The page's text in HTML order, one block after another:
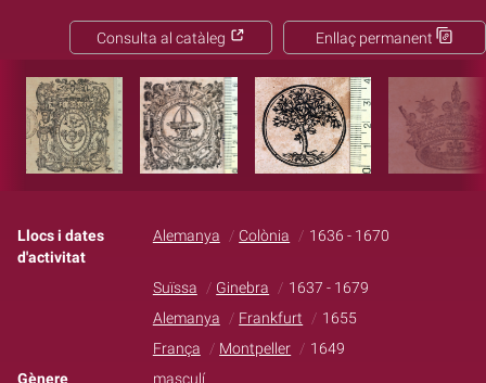
Enllaç permanent
Consulta al catàleg
Llocs i dates
d'activitat
Alemanya Colònia 1636 - 1670
Suïssa Ginebra
1637 - 1679
Alemanya
Frankfurt
1655
França
Montpeller
1649
Gènere
masculí